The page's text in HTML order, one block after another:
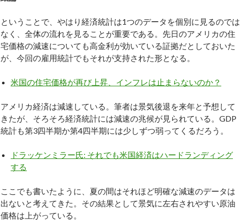
ということで、やはり経済統計は1つのデータを個別に見るのでは
なく、全体の流れを見ることが重要である。先日のアメリカの住
宅価格の減速についても高金利が効いている証拠だとしておいた
が、今回の雇用統計でもそれが支持された形となる。
米国の住宅価格が再び上昇、インフレは止まらないのか？
アメリカ経済は減速している。筆者は景気後退を来年と予想して
きたが、そろそろ経済統計には減速の兆候が見られている。GDP
統計も第3四半期か第4四半期には少しずつ弱ってくるだろう。
ドラッケンミラー氏: それでも米国経済はハードランディング
する
ここでも書いたように、夏の間はそれほど明確な減速のデータは
出ないと考えてきた。その結果として景気に左右されやすい原油
価格は上がっている。